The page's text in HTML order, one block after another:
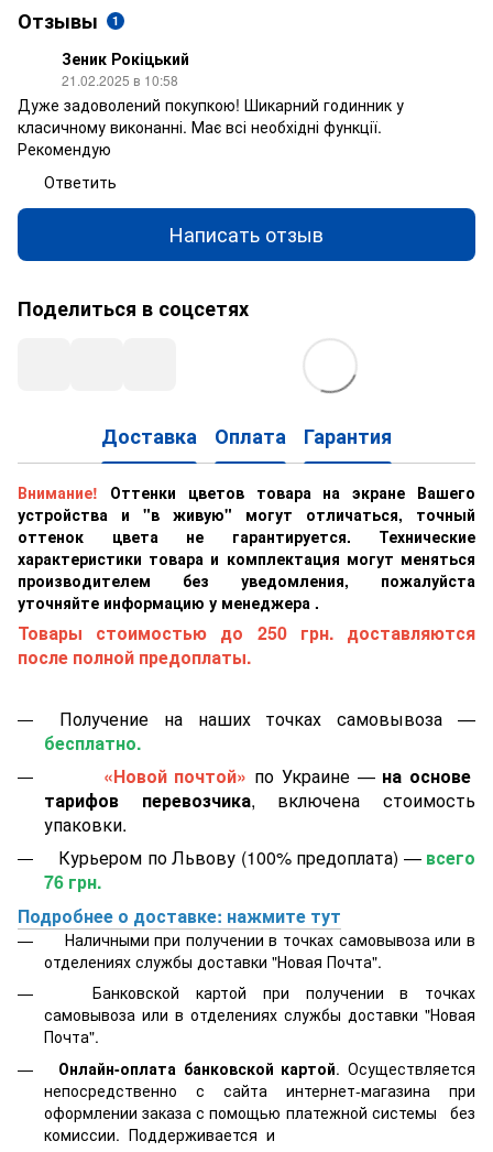
Отзывы 1
Зеник Рокіцький
21.02.2025 в 10:58
Дуже задоволений покупкою! Шикарний годинник у
класичному виконанні. Має всі необхідні функції.
Рекомендую
Ответить
Написать отзыв
Поделиться в соцсетях
Доставка Оплата Гарантия
Внимание!
Оттенки цветов товара на экране Вашего
устройства и "в живую" могут отличаться, точный
оттенок цвета не гарантируется. Технические
характеристики товара и комплектация могут меняться
производителем без уведомления, пожалуйста
уточняйте информацию у менеджера .
Товары стоимостью до 250 грн. доставляются
после полной предоплаты.
Получение на наших точках самовывоза —
бесплатно.
«Новой почтой» по Украине — на основе
тарифов перевозчика, включена стоимость
упаковки.
Курьером по Львову (100% предоплата) — всего
76 грн.
Подробнее о доставке: нажмите тут
Наличными при получении в точках самовывоза или в
отделениях службы доставки "Новая Почта".
Банковской картой при получении в точках
самовывоза или в отделениях службы доставки "Новая
Почта".
Онлайн-оплата банковской картой. Осуществляется
непосредственно с сайта интернет-магазина при
оформлении заказа с помощью платежной системы
без
комиссии. Поддерживается и